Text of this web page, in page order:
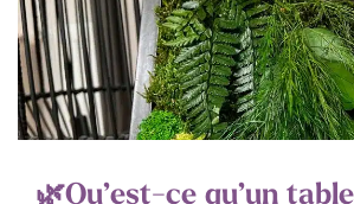
🌿Qu’est-ce qu’un